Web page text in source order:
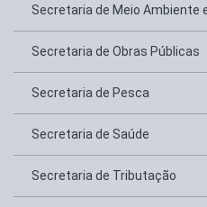
Secretaria de Meio Ambiente
Secretaria de Obras Públicas
Secretaria de Pesca
Secretaria de Saúde
Secretaria de Tributação